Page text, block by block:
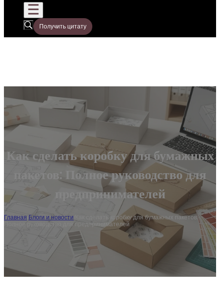
Получить цитату
Как сделать коробку для бумажных
пакетов: Полное руководство для
предпринимателей
Главная Блоги и новости
Как сделать коробку для бумажных пакетов:
Полное руководство для предпринимателей